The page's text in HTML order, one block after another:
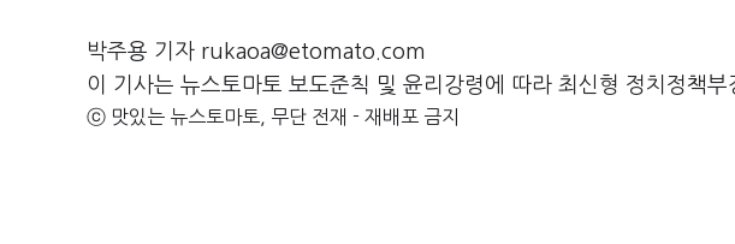
박주용 기자 rukaoa@etomato.com
이 기사는 뉴스토마토 보도준칙 및 윤리강령에 따라 최신형 정치정책부
ⓒ 맛있는 뉴스토마토, 무단 전재 - 재배포 금지